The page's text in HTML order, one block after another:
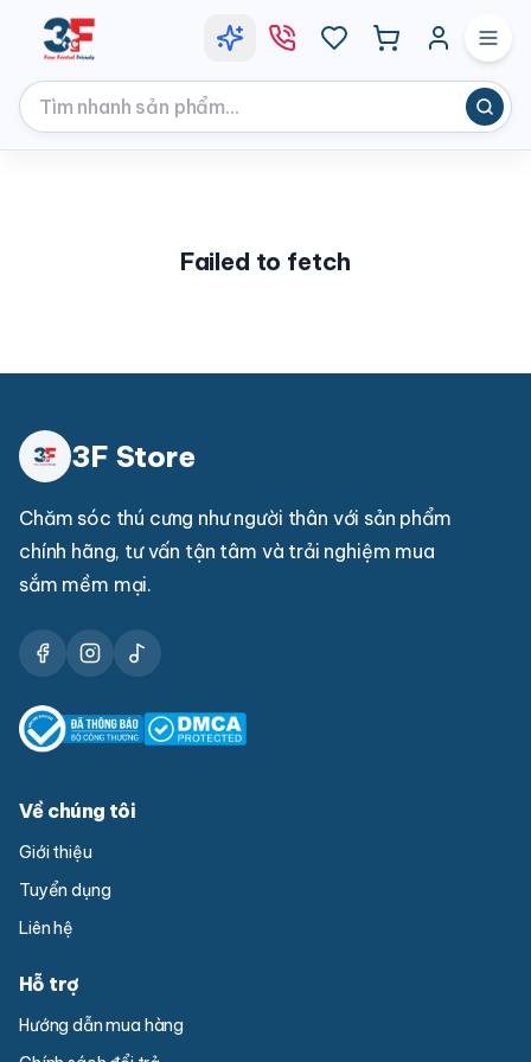
Failed to fetch
3F Store
Chăm sóc thú cưng như người thân với sản phẩm
chính hãng, tư vấn tận tâm và trải nghiệm mua
sắm mềm mại.
Về chúng tôi
Giới thiệu
Tuyển dụng
Liên hệ
Hỗ trợ
Hướng dẫn mua hàng